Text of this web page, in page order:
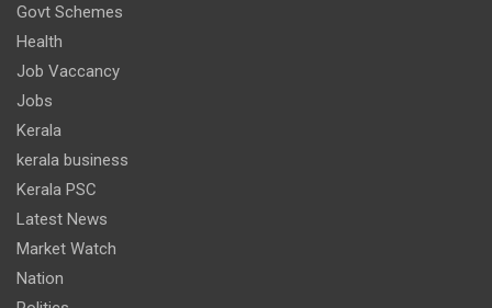
Govt Schemes
Health
Job Vaccancy
Jobs
Kerala
kerala business
Kerala PSC
Latest News
Market Watch
Nation